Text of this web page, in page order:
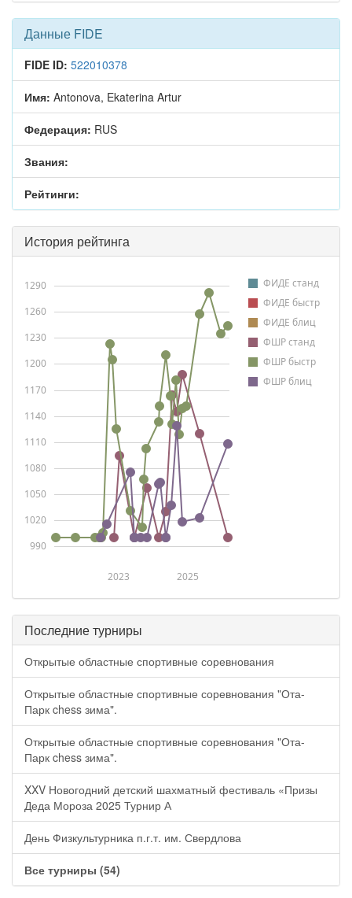
Данные FIDE
FIDE ID: 522010378
Имя: Antonova, Ekaterina Artur
Федерация: RUS
Звания:
Рейтинги:
История рейтинга
ФИДЕ станд
ФИДЕ быстр
ФИДЕ блиц
ФШР станд
ФШР быстр
ФШР блиц
2023 2025
990
1020
1050
1080
1110
1140
1170
1200
1230
1260
1290
Последние турниры
Открытые областные спортивные соревнования
Открытые областные спортивные соревнования "Ота-
Парк chess зима".
Открытые областные спортивные соревнования "Ота-
Парк chess зима".
XXV Новогодний детский шахматный фестиваль «Призы
Деда Мороза 2025 Турнир А
День Физкультурника п.г.т. им. Свердлова
Все турниры (54)